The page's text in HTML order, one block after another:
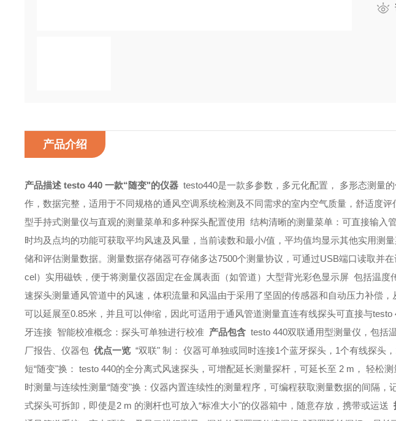
产品介绍
产品描述 testo 440 一款“随变"的仪器 testo440是一款多参数，多元化配置， 多形态测量
作，数据完整，适用于不同规格的通风空调系统检测及不同需求的室内空气质量，舒适度评
型手持式测量仪与直观的测量菜单和多种探头配置使用 结构清晰的测量菜单：可直接输入
时均及点均的功能可获取平均风速及风量，当前读数和最小/值，平均值均显示其他实用测
储和评估测量数据。测量数据存储器可存储多达7500个测量协议，可通过USB端口读取并
cel） 实用磁铁，便于将测量仪器固定在金属表面（如管道） 大型背光彩色显示屏 包括温度
速探头测量通风管道中的风速，体积流量和风温由于采用了坚固的传感器和自动压力补偿
可以延展至0.85米，并且可以伸缩，因此可适用于通风管道测量直连有线探头可直接与
牙连接 智能校准概念：探头可单独进行校准 产品包含 testo 440双联通用型测量仪， 包括
厂报告、仪器包 优点一览 “双联" 制： 仪器可单独或同时连接1个蓝牙探头，1个有线探头
短“随变"换： testo 440的全分离式风速探头，可增配延长测量探杆，可延长至 2 m， 轻松
时测量与连续性测量“随变"换：仪器内置连续性的测量程序，可编程获取测量数据的间隔，
式探头可拆卸，即使是2 m 的测杆也可放入“标准大小"的仪器箱中，随意存放，携带或运送